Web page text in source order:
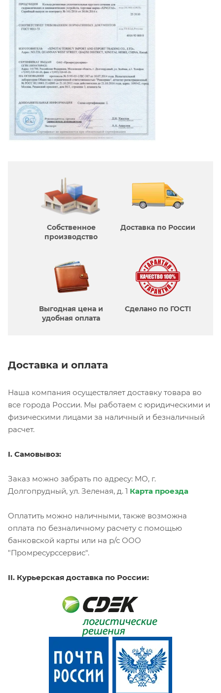
Собственное
производcтво
Доставка по России
Выгодная цена и
удобная оплата
Сделано по ГОСТ!
Доставка и оплата
Наша компания осуществляет доставку товара во
все города России. Мы работаем с юридическими и
физическими лицами за наличный и безналичный
расчет.
I. Самовывоз:
Заказ можно забрать по адресу: МО, г.
Долгопрудный, ул. Зеленая, д. 1 Карта проезда
Оплатить можно наличными, также возможна
оплата по безналичному расчету с помощью
банковской карты или на р/с ООО
"Промресурссервис".
II. Курьерская доставка по России: